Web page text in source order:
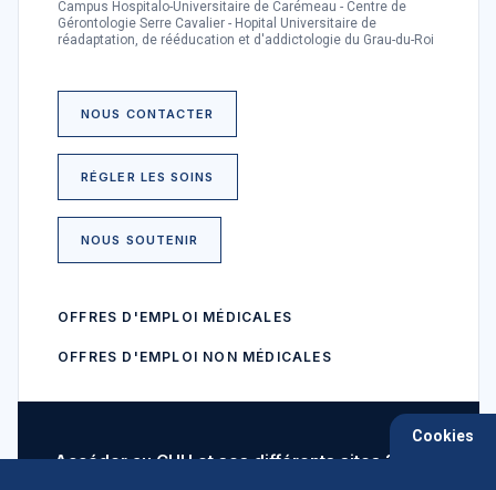
Campus Hospitalo-Universitaire de Carémeau - Centre de
Gérontologie Serre Cavalier - Hopital Universitaire de
réadaptation, de rééducation et d'addictologie du Grau-du-Roi
NOUS CONTACTER
RÉGLER LES SOINS
NOUS SOUTENIR
OFFRES D'EMPLOI MÉDICALES
OFFRES D'EMPLOI NON MÉDICALES
Accéder au CHU et ses différents sites ?
Cookies